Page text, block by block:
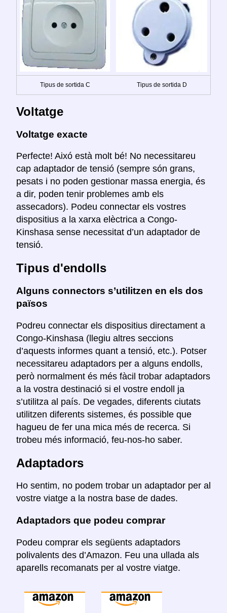
Tipus de sortida C Tipus de sortida D
Voltatge
Voltatge exacte
Perfecte! Aixó està molt bé! No necessitareu
cap adaptador de tensió (sempre són grans,
pesats i no poden gestionar massa energia, és
a dir, poden tenir problemes amb els
assecadors). Podeu connectar els vostres
dispositius a la xarxa elèctrica a Congo-
Kinshasa sense necessitat d’un adaptador de
tensió.
Tipus d'endolls
Alguns connectors s’utilitzen en els dos
països
Podreu connectar els dispositius directament a
Congo-Kinshasa (llegiu altres seccions
d’aquests informes quant a tensió, etc.). Potser
necessitareu adaptadors per a alguns endolls,
però normalment és més fàcil trobar adaptadors
a la vostra destinació si el vostre endoll ja
s’utilitza al país. De vegades, diferents ciutats
utilitzen diferents sistemes, és possible que
hagueu de fer una mica més de recerca. Si
trobeu més informació, feu-nos-ho saber.
Adaptadors
Ho sentim, no podem trobar un adaptador per al
vostre viatge a la nostra base de dades.
Adaptadors que podeu comprar
Podeu comprar els següents adaptadors
polivalents des d’Amazon. Feu una ullada als
aparells recomanats per al vostre viatge.